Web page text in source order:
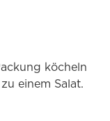
köcheln
einem Salat.